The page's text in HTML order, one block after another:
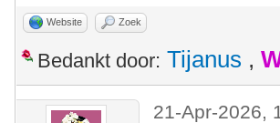
Website Zoek
Bedankt door: Tijanus ,
21-Apr-2026,